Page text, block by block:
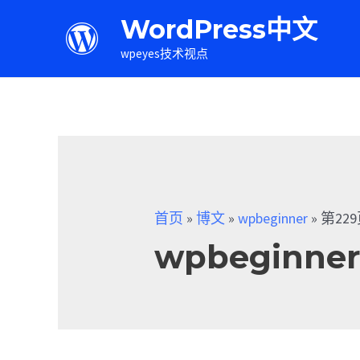
WordPress中文
wpeyes技术视点
首页 »博文 »wpbeginner » 第
wpbeginner